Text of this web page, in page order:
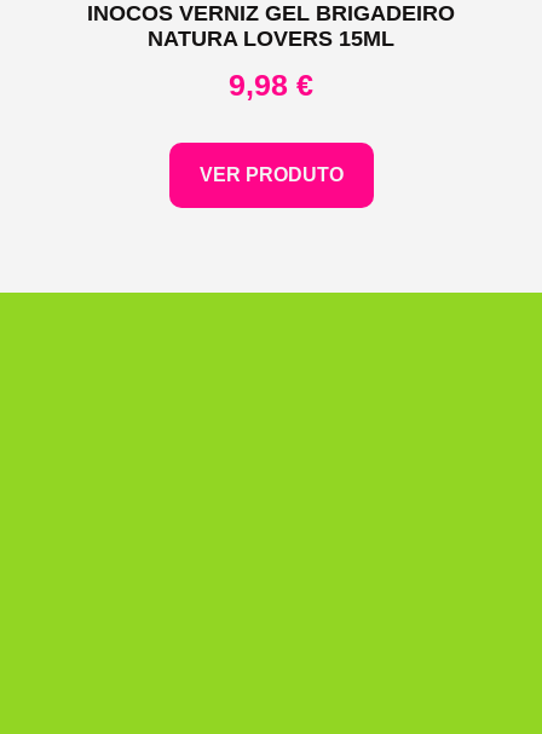
INOCOS VERNIZ GEL BRIGADEIRO
NATURA LOVERS 15ML
9,98 €
VER PRODUTO